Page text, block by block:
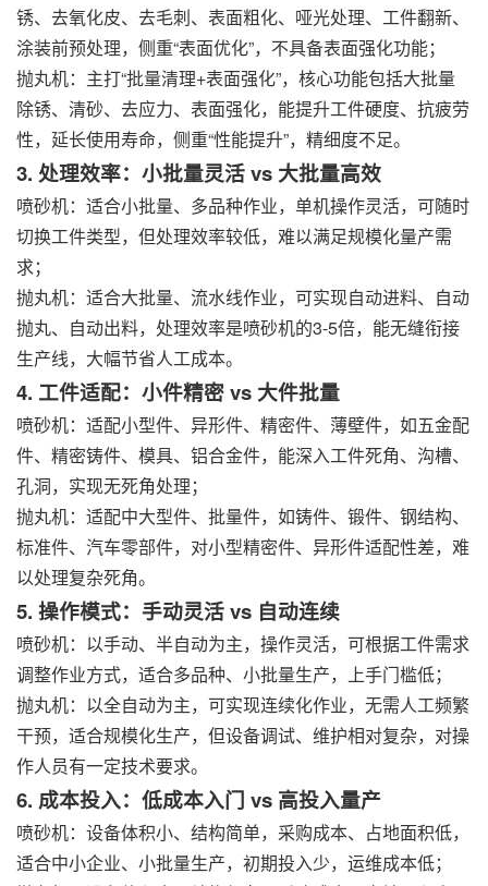
锈、去氧化皮、去毛刺、表面粗化、哑光处理、工件翻新、
涂装前预处理，侧重“表面优化”，不具备表面强化功能；
抛丸机：主打“批量清理+表面强化”，核心功能包括大批量
除锈、清砂、去应力、表面强化，能提升工件硬度、抗疲劳
性，延长使用寿命，侧重“性能提升”，精细度不足。
3. 处理效率：小批量灵活 vs 大批量高效
喷砂机：适合小批量、多品种作业，单机操作灵活，可随时
切换工件类型，但处理效率较低，难以满足规模化量产需
求；
抛丸机：适合大批量、流水线作业，可实现自动进料、自动
抛丸、自动出料，处理效率是喷砂机的3-5倍，能无缝衔接
生产线，大幅节省人工成本。
4. 工件适配：小件精密 vs 大件批量
喷砂机：适配小型件、异形件、精密件、薄壁件，如五金配
件、精密铸件、模具、铝合金件，能深入工件死角、沟槽、
孔洞，实现无死角处理；
抛丸机：适配中大型件、批量件，如铸件、锻件、钢结构、
标准件、汽车零部件，对小型精密件、异形件适配性差，难
以处理复杂死角。
5. 操作模式：手动灵活 vs 自动连续
喷砂机：以手动、半自动为主，操作灵活，可根据工件需求
调整作业方式，适合多品种、小批量生产，上手门槛低；
抛丸机：以全自动为主，可实现连续化作业，无需人工频繁
干预，适合规模化生产，但设备调试、维护相对复杂，对操
作人员有一定技术要求。
6. 成本投入：低成本入门 vs 高投入量产
喷砂机：设备体积小、结构简单，采购成本、占地面积低，
适合中小企业、小批量生产，初期投入少，运维成本低；